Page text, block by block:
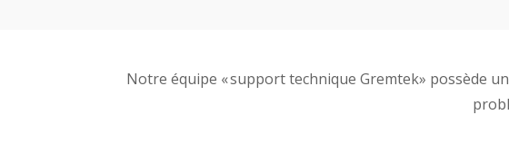
Notre équipe « support technique Gremtek» possède